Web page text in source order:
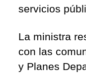
servicios
La ministra
con las
y Planes